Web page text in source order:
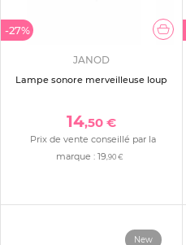
-27%
JANOD
Lampe sonore merveilleuse loup
14,50 €
Prix de vente conseillé par la
marque : 19 ,90 €
New